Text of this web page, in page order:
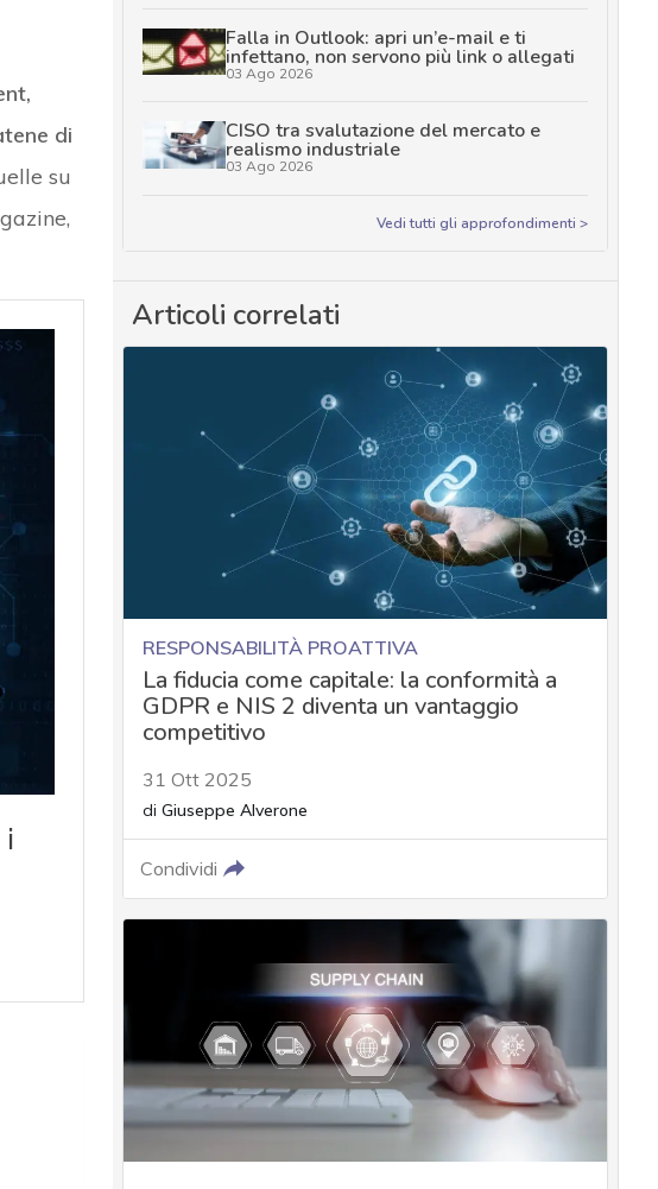
di
su
Falla in Outlook: apri un’e-mail e ti
infettano, non servono più link o allegati
03 Ago 2026
CISO tra svalutazione del mercato e
realismo industriale
03 Ago 2026
Vedi tutti gli approfondimenti >
Articoli correlati
RESPONSABILITÀ PROATTIVA
La fiducia come capitale: la conformità a
GDPR e NIS 2 diventa un vantaggio
competitivo
31 Ott 2025
di Giuseppe Alverone
Condividi